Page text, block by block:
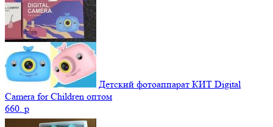
Детский фотоаппарат КИТ Digital
Camera for Children оптом
660. p